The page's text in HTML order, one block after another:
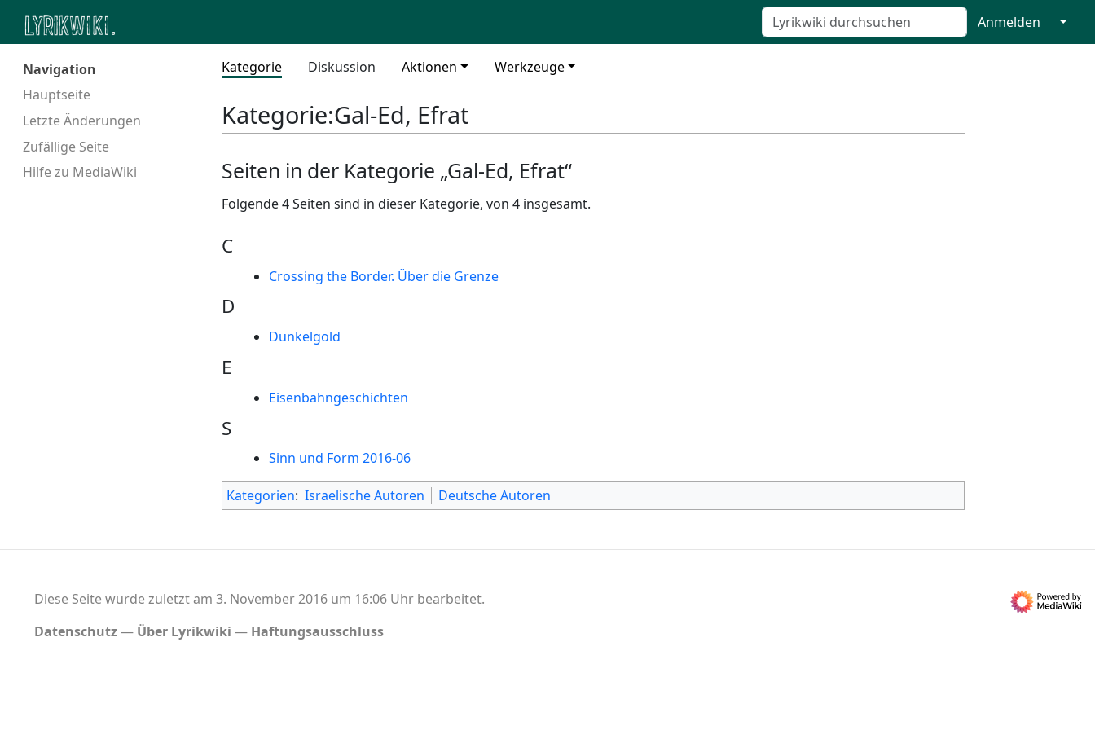
Anmelden ↓
Navigation
Hauptseite
Letzte Änderungen
Zufällige Seite
Hilfe zu MediaWiki
Kategorie Diskussion Aktionen Werkzeuge
Kategorie:Gal-Ed, Efrat
Seiten in der Kategorie „Gal-Ed, Efrat“
Folgende 4 Seiten sind in dieser Kategorie, von 4 insgesamt.
C
Crossing the Border. Über die Grenze
D
Dunkelgold
E
Eisenbahngeschichten
S
Sinn und Form 2016-06
Kategorien: Israelische Autoren Deutsche Autoren
Diese Seite wurde zuletzt am 3. November 2016 um 16:06 Uhr bearbeitet.
Datenschutz
Über Lyrikwiki Haftungsausschluss